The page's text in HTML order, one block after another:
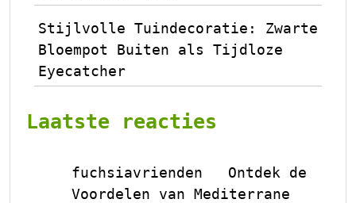
Stijlvolle Tuindecoratie: Zwarte
Bloempot Buiten als Tijdloze
Eyecatcher
Laatste reacties
fuchsiavrienden
Ontdek de
Voordelen van Mediterrane